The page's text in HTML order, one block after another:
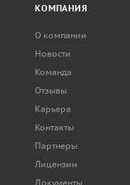
КОМПАНИЯ
О компании
Новости
Команда
Отзывы
Карьера
Контакты
Партнеры
Лицензии
Документы